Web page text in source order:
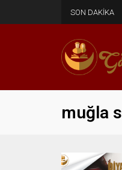
SON DAKİKA
muğla